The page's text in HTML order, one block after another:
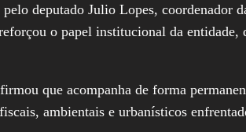
deputado Julio Lopes,
o papel institucional da
que acompanha de forma
ambientais e urbanísticos